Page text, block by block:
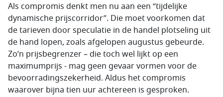
Als compromis denkt men nu aan een “tijdelijke
dynamische prijscorridor”. Die moet voorkomen dat
de tarieven door speculatie in de handel plotseling uit
de hand lopen, zoals afgelopen augustus gebeurde.
Zo’n prijsbegrenzer – die toch wel lijkt op een
maximumprijs - mag geen gevaar vormen voor de
bevoorradingszekerheid. Aldus het compromis
waarover bijna tien uur achtereen is gesproken.